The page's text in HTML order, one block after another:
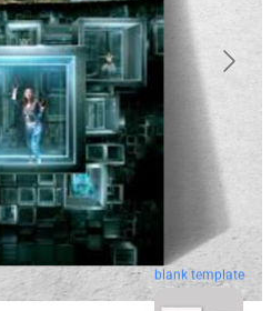
blank template